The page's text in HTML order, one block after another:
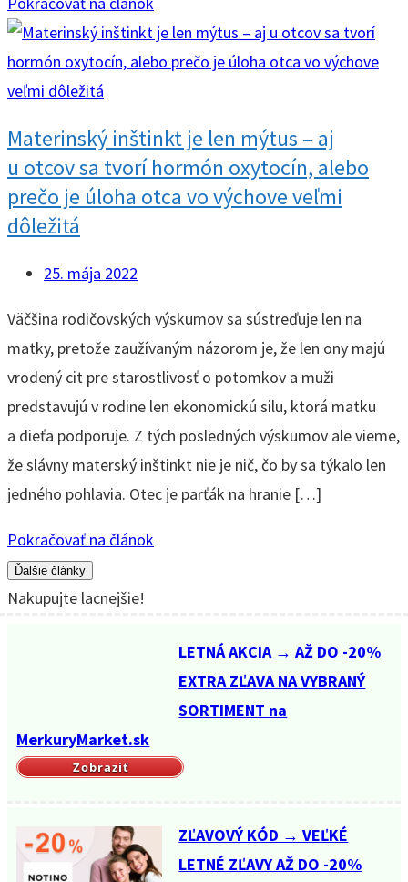
Materinský inštinkt je len mýtus – aj
u otcov sa tvorí hormón oxytocín, alebo
prečo je úloha otca vo výchove veľmi
dôležitá
25. mája 2022
Väčšina rodičovských výskumov sa sústreďuje len na
matky, pretože zaužívaným názorom je, že len ony majú
vrodený cit pre starostlivosť o potomkov a muži
predstavujú v rodine len ekonomickú silu, ktorá matku
a dieťa podporuje. Z tých posledných výskumov ale vieme,
že slávny materský inštinkt nie je nič, čo by sa týkalo len
jedného pohlavia. Otec je parťák na hranie […]
Pokračovať na článok
Ďalšie články
Nakupujte lacnejšie!
LETNÁ AKCIA → AŽ DO -20%
EXTRA ZĽAVA NA VYBRANÝ
SORTIMENT na
MerkuryMarket.sk
Zobraziť
ZĽAVOVÝ KÓD → VEĽKÉ
LETNÉ ZĽAVY AŽ DO -20%